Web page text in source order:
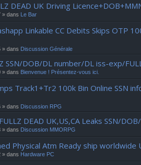
DEAD UK Driving
» dans Le Bar
Linkable CC Debits Skips OTP
» dans Discussion Générale
SSN/DOB/DL number/DL iss-exp/
» dans Bienvenue ! Présentez-vous ici.
Track1+Tr2 100k Bin Online SSN
» dans Discussion RPG
DEAD UK,US,CA Leaks SSN/
» dans Discussion MMORPG
Physical Atm Ready ship worldwide
» dans Hardware PC